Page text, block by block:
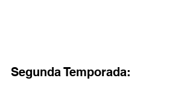
Segunda Temporada: